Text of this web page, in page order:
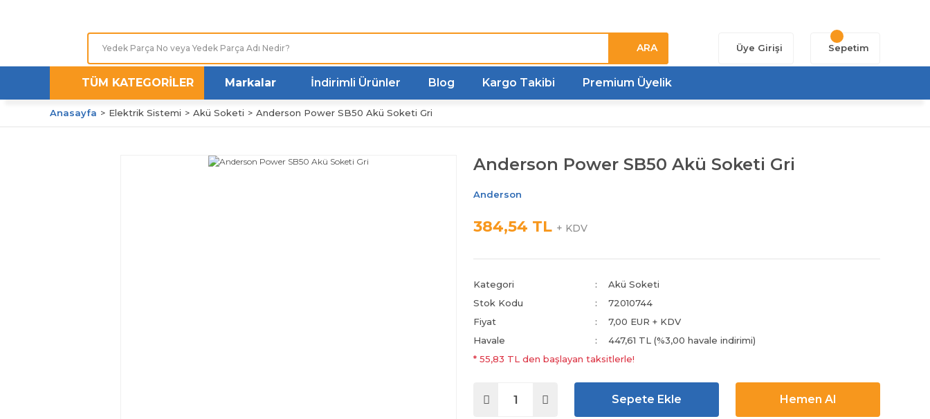
ARA Üye Girişi Sepetim
TÜM KATEGORİLER Markalar İndirimli Ürünler Blog Kargo Takibi Premium Üyelik
Anasayfa Elektrik Sistemi Akü Soketi Anderson Power SB50 Akü Soketi Gri
Anderson Power SB50 Akü Soketi Gri
Anderson
384,54 TL + KDV
Kategori
Akü Soketi
Stok Kodu
72010744
Fiyat
7,00 EUR + KDV
Havale
447,61 TL (%3,00 havale indirimi)
* 55,83 TL den başlayan taksitlerle!
Sepete Ekle Hemen Al